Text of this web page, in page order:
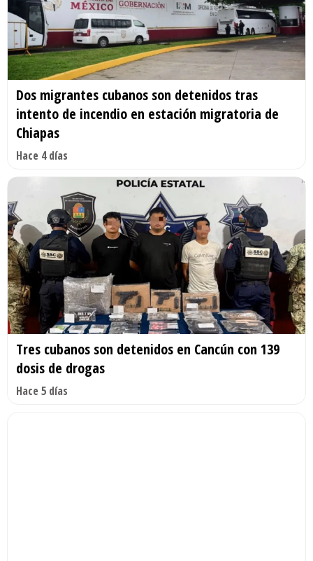
Dos migrantes cubanos son detenidos tras
intento de incendio en estación migratoria de
Chiapas
Hace 4 días
Tres cubanos son detenidos en Cancún con 139
dosis de drogas
Hace 5 días